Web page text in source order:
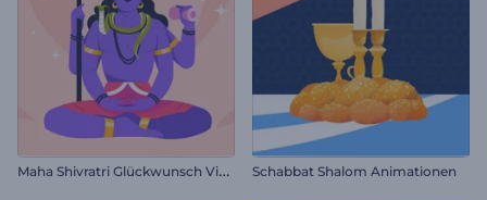
M
aha Shivratri Glückwunsch Video Schabbat Shalom Animationen